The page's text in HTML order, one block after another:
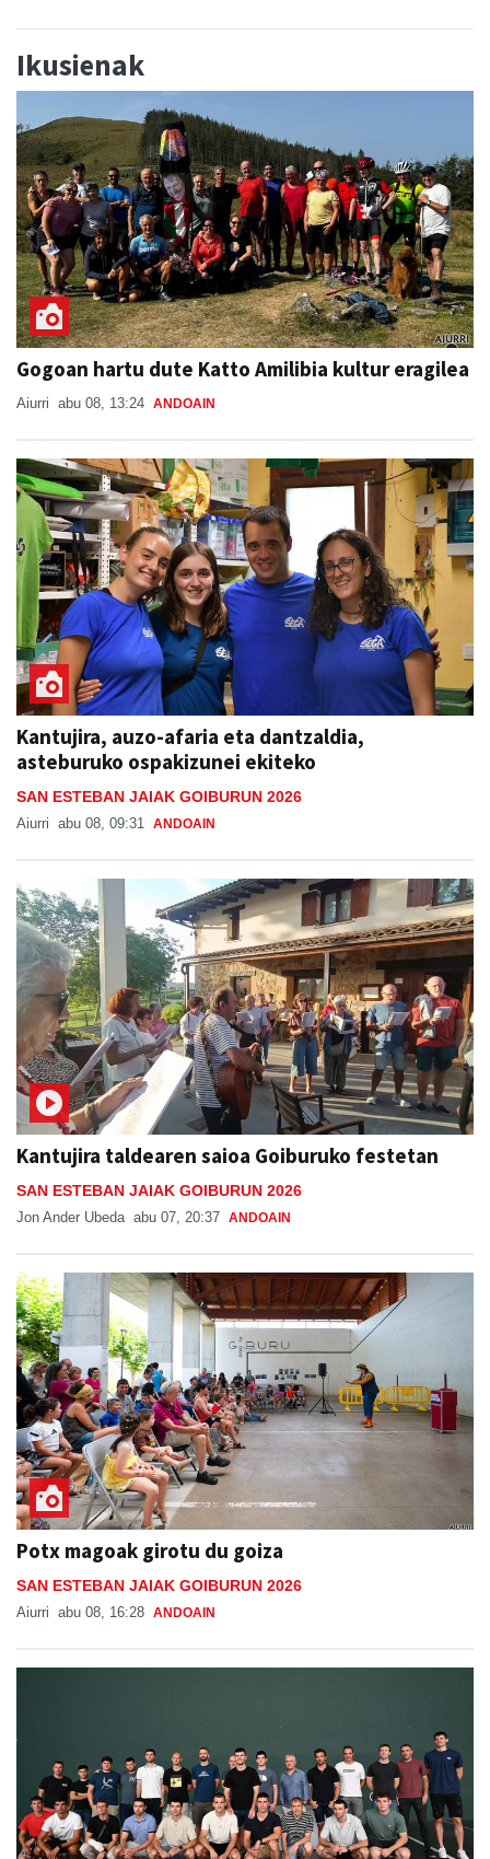
Ikusienak
Gogoan hartu dute Katto Amilibia kultur eragilea
Aiurri abu 08, 13:24 ANDOAIN
Kantujira, auzo-afaria eta dantzaldia,
asteburuko ospakizunei ekiteko
SAN ESTEBAN JAIAK GOIBURUN 2026
Aiurri abu 08, 09:31 ANDOAIN
Kantujira taldearen saioa Goiburuko festetan
SAN ESTEBAN JAIAK GOIBURUN 2026
Jon Ander Ubeda abu 07, 20:37 ANDOAIN
Potx magoak girotu du goiza
SAN ESTEBAN JAIAK GOIBURUN 2026
Aiurri abu 08, 16:28 ANDOAIN